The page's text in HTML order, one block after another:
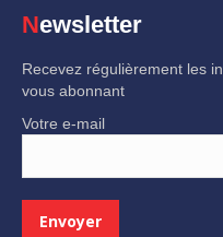
Newsletter
Recevez régulièrement les
vous abonnant
Votre e-mail